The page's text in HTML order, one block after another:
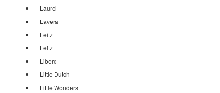
Laurel
Lavera
Leitz
Leitz
Libero
Little Dutch
Little Wonders